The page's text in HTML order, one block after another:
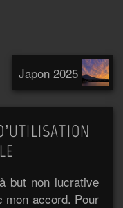
Japon 2025
but non lucrative
mon accord. Pour